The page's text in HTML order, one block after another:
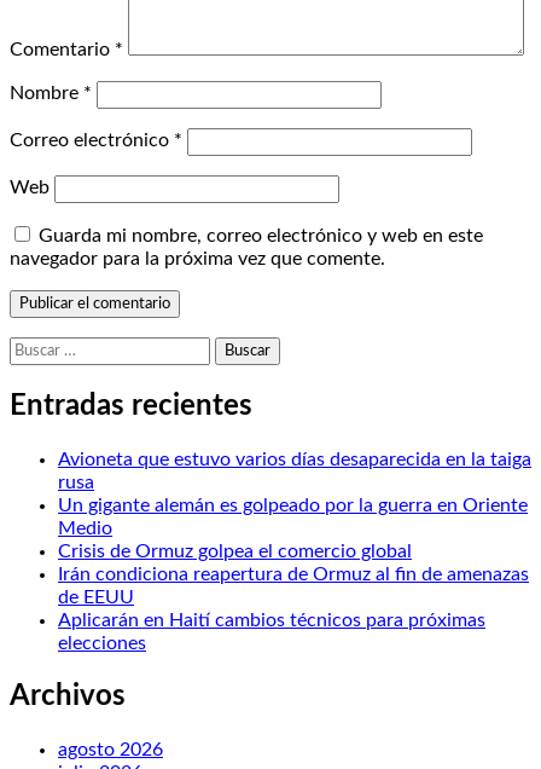
Comentario *
Nombre *
Correo electrónico *
Web
Guarda mi nombre, correo electrónico y web en este
navegador para la próxima vez que comente.
Buscar:
Entradas recientes
Avioneta que estuvo varios días desaparecida en la taiga
rusa
Un gigante alemán es golpeado por la guerra en Oriente
Medio
Crisis de Ormuz golpea el comercio global
Irán condiciona reapertura de Ormuz al fin de amenazas
de EEUU
Aplicarán en Haití cambios técnicos para próximas
elecciones
Archivos
agosto 2026